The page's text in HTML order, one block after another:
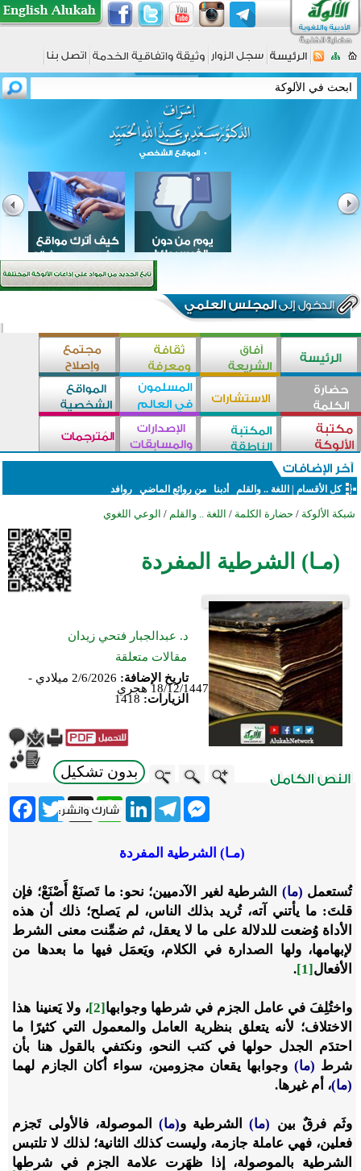
كل الأقسام اللغة .. والقلم أدبنا من روائع الماضي روافد
شبكة الألوكة / حضارة الكلمة / اللغة .. والقلم / الوعي اللغوي
(مـا) الشرطية المفردة
د. عبدالجبار فتحي زيدان
مقالات متعلقة
تاريخ الإضافة:
2/6/2026 ميلادي -
18/12/1447 هجري
الزيارات: 1418
بدون تشكيل
Twitter X
WhatsApp
LinkedInTelegram
Messenger
(مـا) الشرطية المفردة
تُستعمل (ما) الشرطية لغير الآدميين؛ نحو: ما تَصنَعْ أَصْنَعْ؛ فإن
قلتَ: ما يأتني آته، تُريد بذلك الناس، لم يَصلح؛ ذلك أن هذه
الأداة وُضعت للدلالة على ما لا يعقل، ثم ضمِّنت معنى الشرط
لإبهامها، ولها الصدارة في الكلام، ويَعمَل فيها ما بعدها من
الأفعال[1]
.
واختُلِفَ في عامل الجزم في شرطها وجوابها[2]
، ولا يَعنينا هذا
الاختلاف؛ لأنه يتعلق بنظرية العامل والمعمول التي كثيرًا ما
احتدَم الجدل حولها في كتب النحو، ونكتفي بالقول هنا بأن
شرط (ما) وجوابها يقعان مجزومين، سواء أكان الجازم لهما
(ما)، أم غيرها.
وثَم فرقٌ بين (ما)الشرطية و(ما)الموصولة، فالأولى تَجزم
فعلين، فهي عاملة جازمة، وليست كذلك الثانية؛ لذلك لا تلتبس
الشرطية بالموصولة، إذا ظهَرت علامة الجزم في شرطها